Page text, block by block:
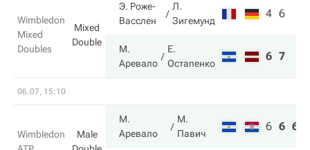
Wimbledon
Mixed
Doubles
Mixed
Double
Э. Роже-
Васслен
Л.
Зигемунд
4 6
М.
Аревало
Е.
Остапенко
6 7
06.07, 15:10
Wimbledon
Male
М.
Аревало
М.
Павич
6 6 6